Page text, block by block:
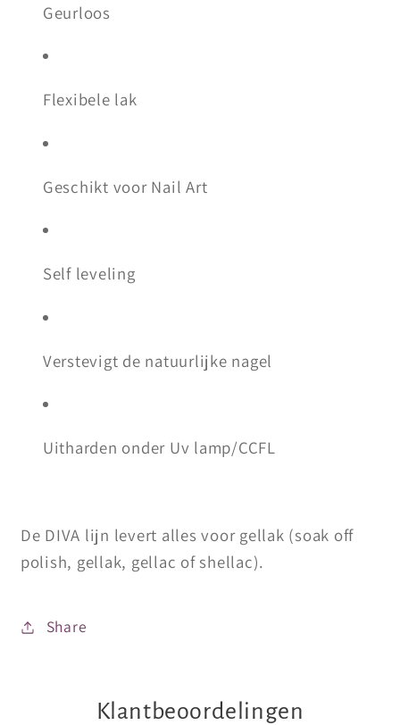
Geurloos
Flexibele lak
Geschikt voor Nail Art
Self leveling
Verstevigt de natuurlijke nagel
Uitharden onder Uv lamp/CCFL
De DIVA lijn levert alles voor gellak (soak off
polish, gellak, gellac of shellac).
Share
Klantbeoordelingen